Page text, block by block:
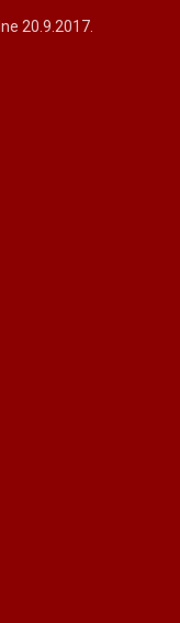
20.9.2017.